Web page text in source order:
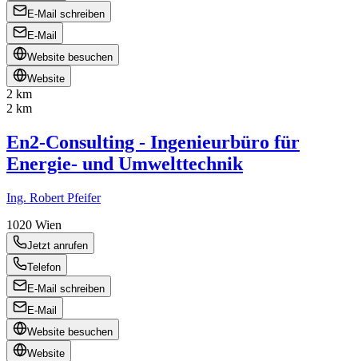
E-Mail schreiben
E-Mail
Website besuchen
Website
2 km
2 km
En2-Consulting - Ingenieurbüro für
Energie- und Umwelttechnik
Ing. Robert Pfeifer
1020 Wien
Jetzt anrufen
Telefon
E-Mail schreiben
E-Mail
Website besuchen
Website